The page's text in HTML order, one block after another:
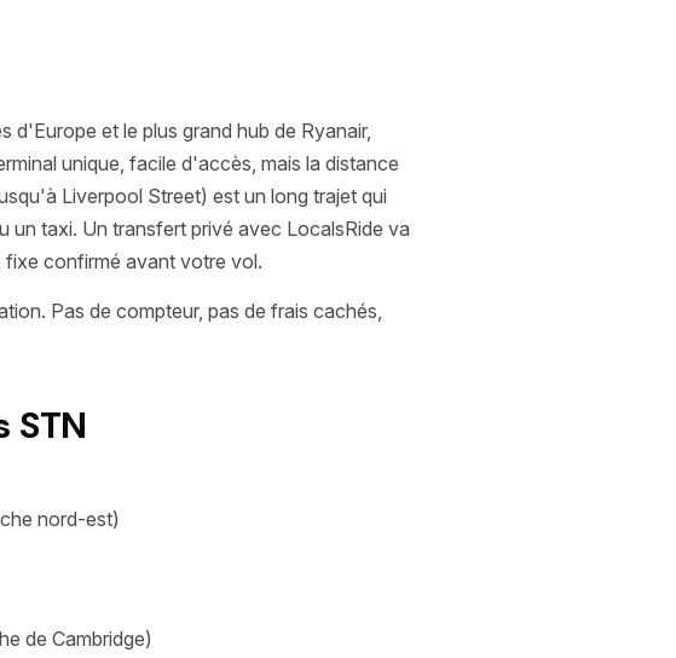
et le plus grand hub de Ryanair,
unique, facile d'accès, mais la distance
Liverpool Street) est un long trajet qui
un taxi. Un transfert privé avec LocalsRide va
fixe confirmé avant votre vol.
Pas de compteur, pas de frais cachés,
nord-est)
de Cambridge)